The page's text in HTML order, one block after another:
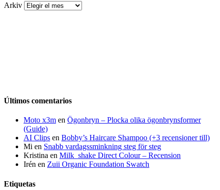
Arkiv
Últimos comentarios
Moto x3m en Ögonbryn – Plocka olika ögonbrynsformer
(Guide)
AI Clips en Bobby’s Haircare Shampoo (+3 recensioner till)
Mi en Snabb vardagssminkning steg för steg
Kristina en Milk_shake Direct Colour – Recension
Irén en Zuii Organic Foundation Swatch
Etiquetas